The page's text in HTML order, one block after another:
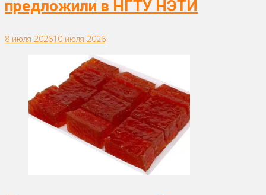
предложили в НГТУ НЭТИ
8 июля 202610 июля 2026